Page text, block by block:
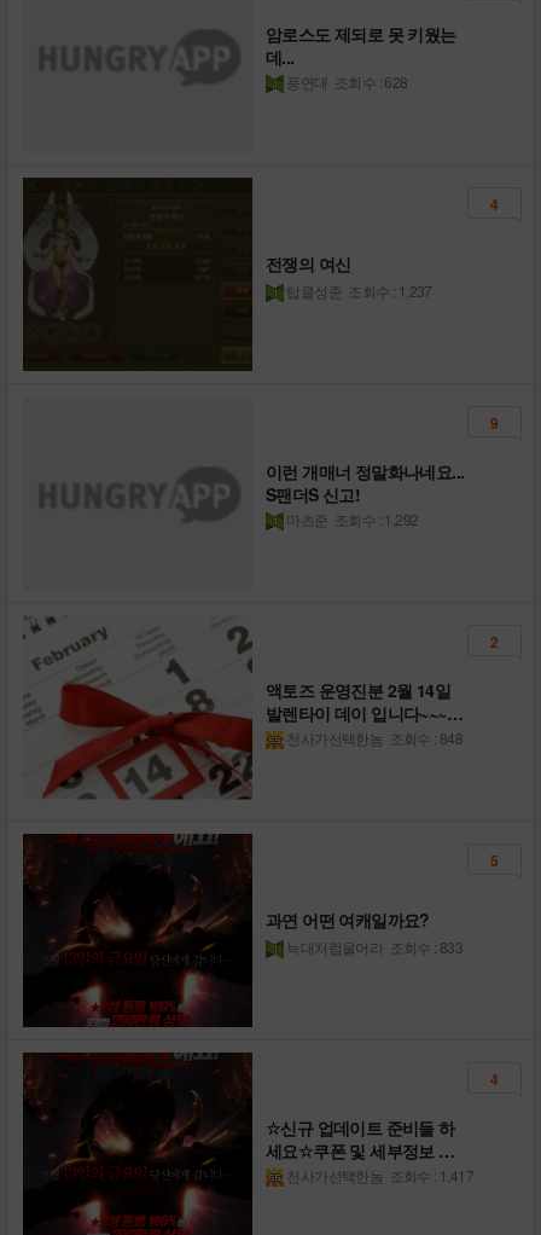
암로스도 제되로 못 키웠는
데...
풍연대 조회수 : 628
전쟁의 여신
탑클성준 조회수 : 1,237
4
이런 개매너 정말화나네요...
S팬더S 신고!
마츠준 조회수 : 1,292
9
액토즈 운영진분 2월 14일
발렌타이 데이 입니다~~~알
고는 계시죠
천사가선택한놈 조회수 : 848
2
과연 어떤 여캐일까요?
늑대처럼울어라 조회수 : 833
5
☆신규 업데이트 준비들 하
세요☆쿠폰 및 세부정보 참
고요천사가선택한놈 조회수 : 1,417
4